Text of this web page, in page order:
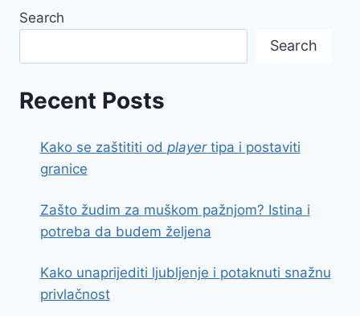
Search
Search
Recent Posts
Kako se zaštititi od playertipa i postaviti
granice
Zašto žudim za muškom pažnjom? Istina i
potreba da budem željena
Kako unaprijediti ljubljenje i potaknuti snažnu
privlačnost